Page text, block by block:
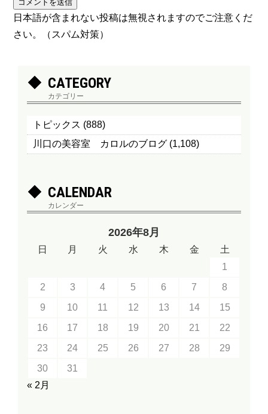
日本語が含まれない投稿は無視されますのでご注意くだ
さい。（スパム対策）
CATEGORY
カテゴリー
トピックス (888)
川口の美容室 カロルのブログ (1,108)
CALENDAR
カレンダー
2026年8月
日 月 火 水 木 金
土
1
2
3 4 5 6 7
8
9
10 11 12 13 14
15
16
17 18 19 20 21
22
23
24 25 26 27 28
29
30
31
« 2月